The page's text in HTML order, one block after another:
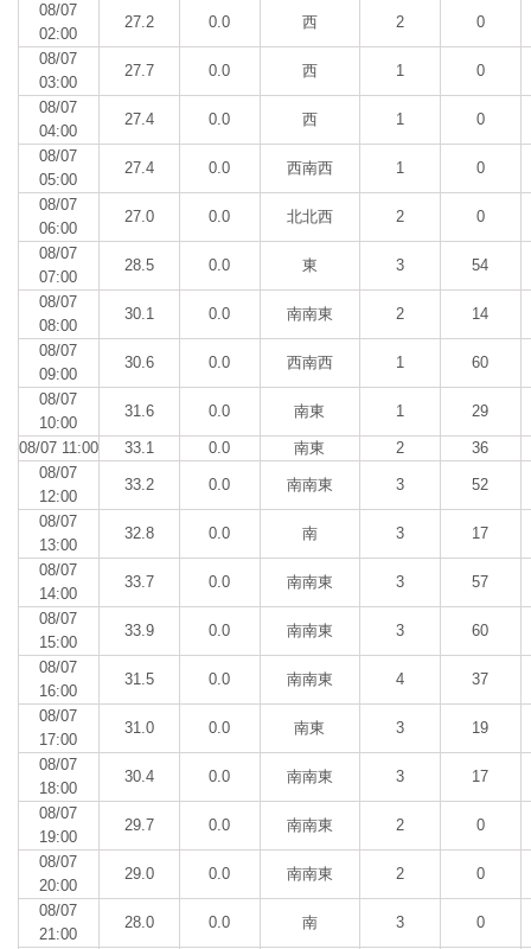
08/07
02:00
27.2 0.0 西 2 0
08/07
03:00
27.7 0.0 西 1 0
08/07
04:00
27.4 0.0 西 1 0
08/07
05:00
27.4 0.0 西南西 1 0
08/07
06:00
27.0 0.0 北北西 2 0
08/07
07:00
28.5 0.0 東 3 54
08/07
08:00
30.1 0.0 南南東 2 14
08/07
09:00
30.6 0.0 西南西 1 60
08/07
10:00
31.6 0.0 南東 1 29
08/07 11:00 33.1 0.0 南東 2
36
08/07
12:00
33.2 0.0 南南東 3 52
08/07
13:00
32.8 0.0 南 3 17
08/07
14:00
33.7 0.0 南南東 3 57
08/07
15:00
33.9 0.0 南南東 3 60
08/07
16:00
31.5 0.0 南南東 4 37
08/07
17:00
31.0 0.0 南東 3 19
08/07
18:00
30.4 0.0 南南東 3 17
08/07
19:00
29.7 0.0 南南東 2 0
08/07
20:00
29.0 0.0 南南東 2 0
08/07
21:00
28.0 0.0 南 3 0